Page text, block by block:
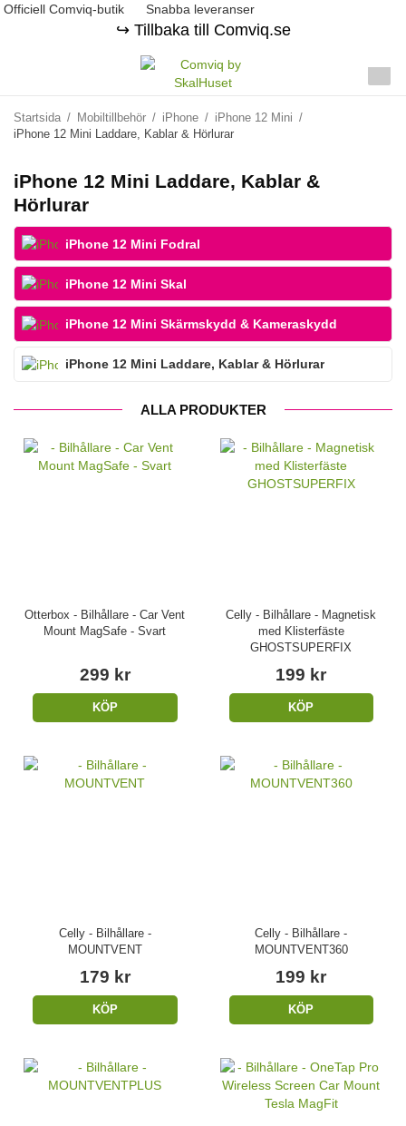
Officiell Comviq-butik Snabba leveranser
↪️ Tillbaka till Comviq.se
Startsida / Mobiltillbehör / iPhone / iPhone 12 Mini /
iPhone 12 Mini Laddare, Kablar & Hörlurar
iPhone 12 Mini Laddare, Kablar &
Hörlurar
iPhone 12 Mini Fodral
iPhone 12 Mini Skal
iPhone 12 Mini Skärmskydd & Kameraskydd
iPhone 12 Mini Laddare, Kablar & Hörlurar
ALLA PRODUKTER
Otterbox - Bilhållare - Car Vent
Mount MagSafe - Svart
299 kr
KÖP
Celly - Bilhållare - Magnetisk
med Klisterfäste
GHOSTSUPERFIX
199 kr
KÖP
Celly - Bilhållare -
MOUNTVENT
179 kr
KÖP
Celly - Bilhållare -
MOUNTVENT360
199 kr
KÖP